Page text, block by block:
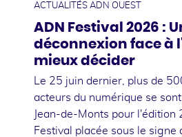
ACTUALITÉS ADN OUEST
ADN Festival 2026 :
déconnexion face à
mieux décider
Le 25 juin dernier, plus de
acteurs du numérique se
Jean-de-Monts pour l'édition
Festival placée sous le signe